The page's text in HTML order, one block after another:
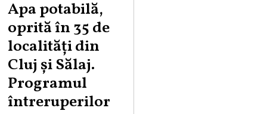
Apa potabilă,
oprită în 35 de
localități din
Cluj și Sălaj.
Programul
întreruperilor